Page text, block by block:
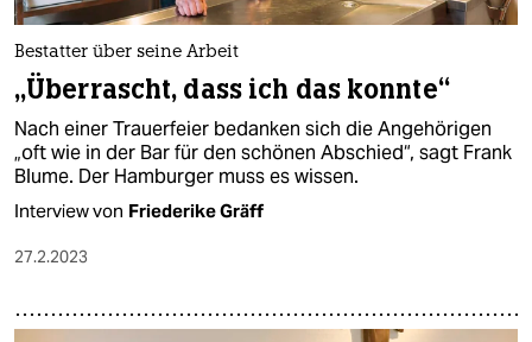
Bestatter über seine Arbeit
„Überrascht, dass ich das konnte“
Nach einer Trauerfeier bedanken sich die Angehörigen
„oft wie in der Bar für den schönen Abschied“, sagt Frank
Blume. Der Hamburger muss es wissen.
Interview von Friederike Gräff
27.2.2023